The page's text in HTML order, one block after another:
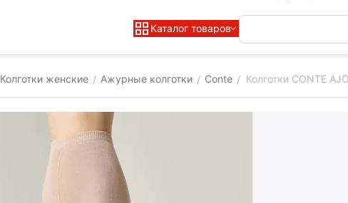
Каталог товаров
Колготки женские / Ажурные колготки / Conte / Колготки CONTE